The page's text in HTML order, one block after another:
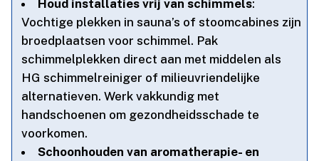
Houd installaties vrij van schimmels:
Vochtige plekken in sauna’s of stoomcabines zijn
broedplaatsen voor schimmel.​ Pak
schimmelplekken direct aan met middelen als
HG schimmelreiniger of milieuvriendelijke
alternatieven.​ Werk vakkundig met
handschoenen om gezondheidsschade te
voorkomen.​
Schoonhouden van aromatherapie- en